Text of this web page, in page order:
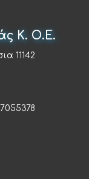
Κ. Ο.Ε.
11142
7055378